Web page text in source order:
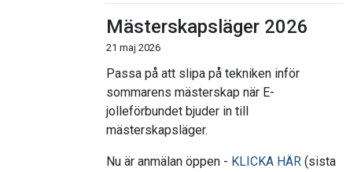
Mästerskapsläger 2026
21 maj 2026
Passa på att slipa på tekniken inför
sommarens mästerskap när E-
jolleförbundet bjuder in till
mästerskapsläger.
Nu är anmälan öppen - KLICKA HÄR(sista